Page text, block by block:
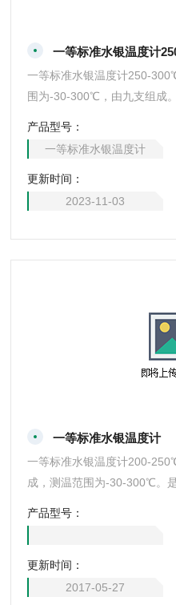
一等标准水银温度计
一等标准水银温度计250-
围为-30-300℃，由九支组成
海行知仪表厂专业供应.
产品型号：
一等标准水银温度计
更新时间：
2023-11-03
一等标准水银温度计
一等标准水银温度计200-
成，测温范围为-30-300℃。
前我国在检定和传递中温范围
产品型号：
更新时间：
2017-05-27